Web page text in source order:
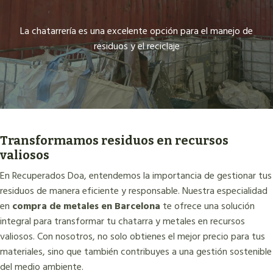
La chatarrería es una excelente opción para el manejo de
residuos y el reciclaje
Transformamos residuos en recursos
valiosos
En Recuperados Doa, entendemos la importancia de gestionar tus
residuos de manera eficiente y responsable. Nuestra especialidad
en compra de metales en Barcelona te ofrece una solución
integral para transformar tu chatarra y metales en recursos
valiosos. Con nosotros, no solo obtienes el mejor precio para tus
materiales, sino que también contribuyes a una gestión sostenible
del medio ambiente.